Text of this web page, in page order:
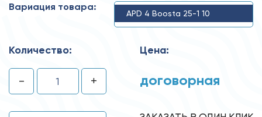
Вариация товара:
APD 4 Boosta 25-1 10
Количество:
- +
Цена:
договорная